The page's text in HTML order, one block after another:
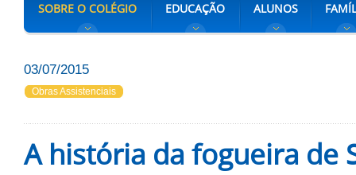
SOBRE O COLÉGIO EDUCAÇÃO ALUNOS
03/07/2015
Obras Assistenciais
A história da fogueira de